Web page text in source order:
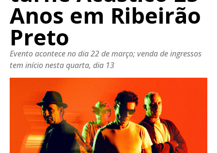
Anos em Ribeirão
Preto
Evento acontece no dia 22 de março; venda de ingressos
tem início nesta quarta, dia 13